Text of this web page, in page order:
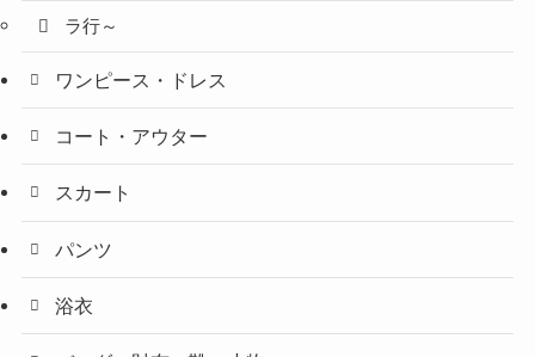
ラ行～
ワンピース・ドレス
コート・アウター
スカート
パンツ
浴衣